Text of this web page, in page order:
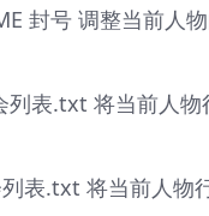
封号 调整当前人
列表.txt 将当前人物
列表.txt 将当前人物